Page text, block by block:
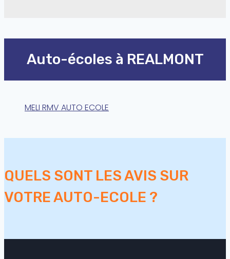
Auto-écoles à REALMONT
MELI RMV AUTO ECOLE
QUELS SONT LES AVIS SUR
VOTRE AUTO-ECOLE ?